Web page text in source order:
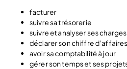
facturer
suivre sa trésorerie
suivre et analyser ses charges
déclarer son chiffre d’affaires
avoir sa comptabilité à jour
gérer son temps et ses